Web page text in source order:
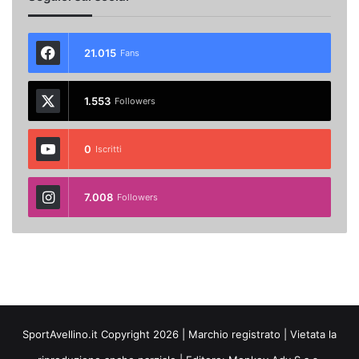
21.015 Fans
1.553 Followers
0 Iscritti
7.008 Followers
SportAvellino.it Copyright 2026 | Marchio registrato | Vietata la